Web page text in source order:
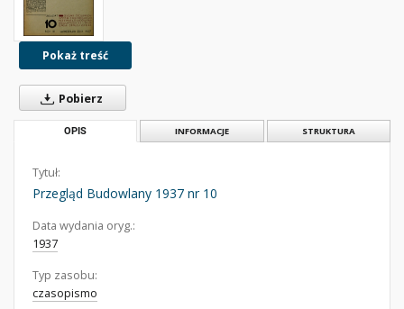
Pokaż treść
Pobierz
OPIS INFORMACJE STRUKTURA
Tytuł:
Przegląd Budowlany 1937 nr 10
Data wydania oryg.:
1937
Typ zasobu:
czasopismo